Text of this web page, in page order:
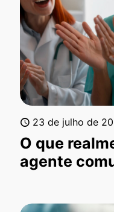
23 de julho de
O que
agente